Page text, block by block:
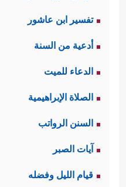
تفسير ابن عاشور
أدعية من السنة
الدعاء للميت
الصلاة الإبراهيمية
السنن الرواتب
آيات الصبر
قيام الليل وفضله